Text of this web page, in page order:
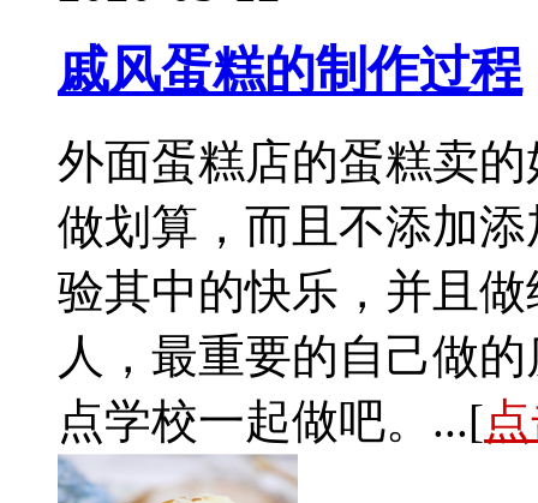
戚风蛋糕的制作过程
外面蛋糕店的蛋糕卖
做划算，而且不添加
验其中的快乐，并且
人，最重要的自己做
点学校一起做吧。...[